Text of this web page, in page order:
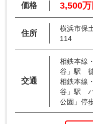
価格 3,500万
住所
横浜市保
114
交通
相鉄本線
谷」駅
相鉄本線
谷」駅
公園」停